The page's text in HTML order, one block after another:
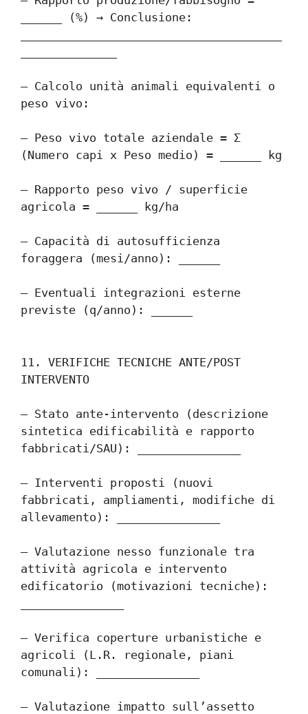
______ (%) → Conclusione:
– Calcolo unità animali equivalenti o
peso vivo:
– Peso vivo totale aziendale = Σ
(Numero capi x Peso medio) = ______ kg
– Rapporto peso vivo / superficie
agricola = ______ kg/ha
– Capacità di autosufficienza
foraggera (mesi/anno): ______
– Eventuali integrazioni esterne
previste (q/anno): ______
11. VERIFICHE TECNICHE ANTE/POST
INTERVENTO
– Stato ante-intervento (descrizione
sintetica edificabilità e rapporto
fabbricati/SAU): _______________
– Interventi proposti (nuovi
fabbricati, ampliamenti, modifiche di
allevamento): _______________
– Valutazione nesso funzionale tra
attività agricola e intervento
edificatorio (motivazioni tecniche):
– Verifica coperture urbanistiche e
agricoli (L.R. regionale, piani
comunali): _______________
– Valutazione impatto sull’assetto